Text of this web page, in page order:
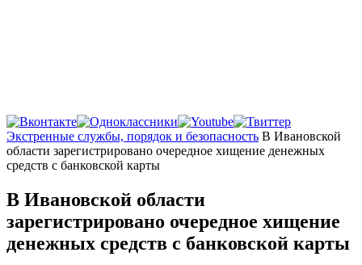
Главная
Экстренные службы, порядок и безопасность В Ивановской
области зарегистрировано очередное хищение денежных
средств с банковской карты
В Ивановской области
зарегистрировано очередное хищение
денежных средств с банковской карты